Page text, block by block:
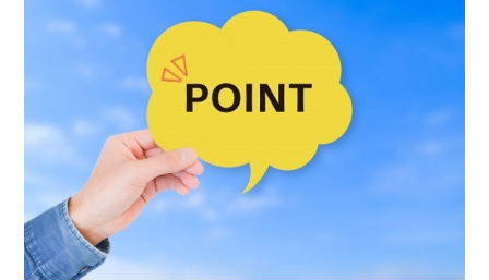
ト
1.1.
ポイ
ント
①光
回線